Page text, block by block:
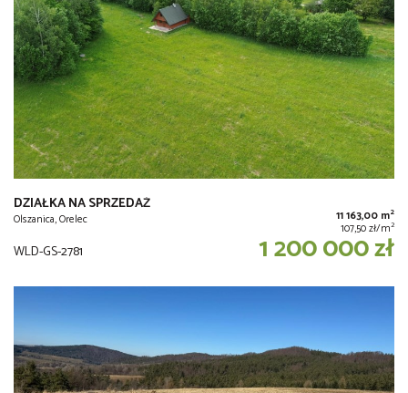
DZIAŁKA NA SPRZEDAŻ
Olszanica, Orelec 11 163,00 m2
107,50 zł/m2
WLD-GS-2781 1 200 000 zł